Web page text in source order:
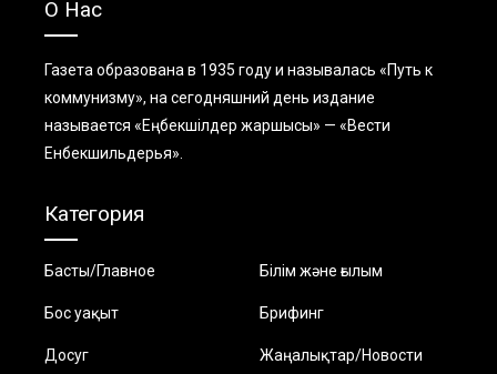
О Нас
Газета образована в 1935 году и называлась «Путь к
коммунизму», на сегодняшний день издание
называется «Еңбекшiлдер жаршысы» — «Вести
Енбекшильдерья».
Категория
Басты/Главное Білім және ғылым
Бос уақыт Брифинг
Досуг Жаңалықтар/Новости